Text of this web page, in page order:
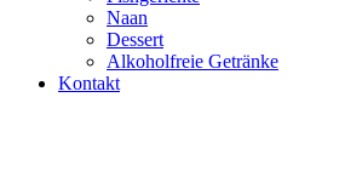
Naan
Dessert
Alkoholfreie Getränke
Kontakt